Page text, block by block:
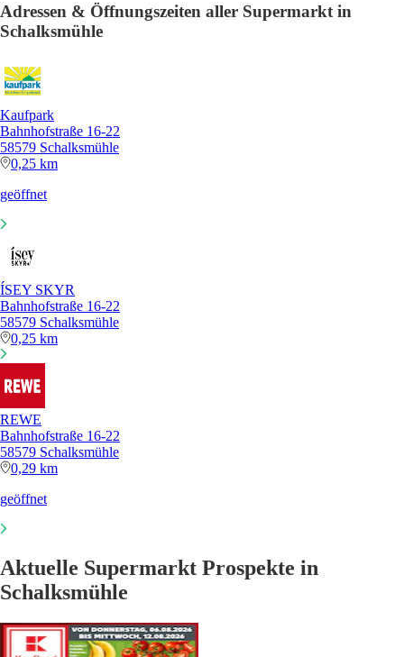
Adressen & Öffnungszeiten aller Supermarkt in
Schalksmühle
Kaufpark
Bahnhofstraße 16-22
58579 Schalksmühle
0,25 km
geöffnet
ÍSEY SKYR
Bahnhofstraße 16-22
58579 Schalksmühle
0,25 km
REWE
Bahnhofstraße 16-22
58579 Schalksmühle
0,29 km
geöffnet
Aktuelle Supermarkt Prospekte in
Schalksmühle